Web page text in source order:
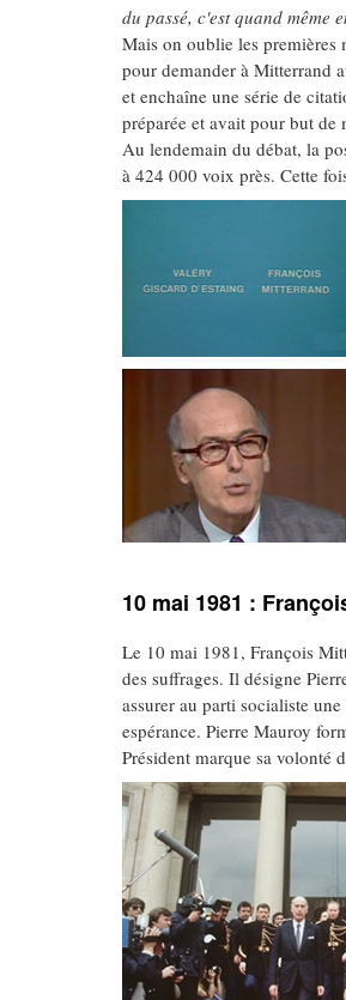
du passé, c'est quand même
Mais on oublie les premières
pour demander à Mitterrand
et enchaîne une série de
préparée et avait pour but
Au lendemain du débat, la
à 424 000 voix près. Cette
10 mai 1981 :
Le 10 mai 1981, François
des suffrages. Il désigne
assurer au parti socialiste
espérance. Pierre Mauroy
Président marque sa volonté